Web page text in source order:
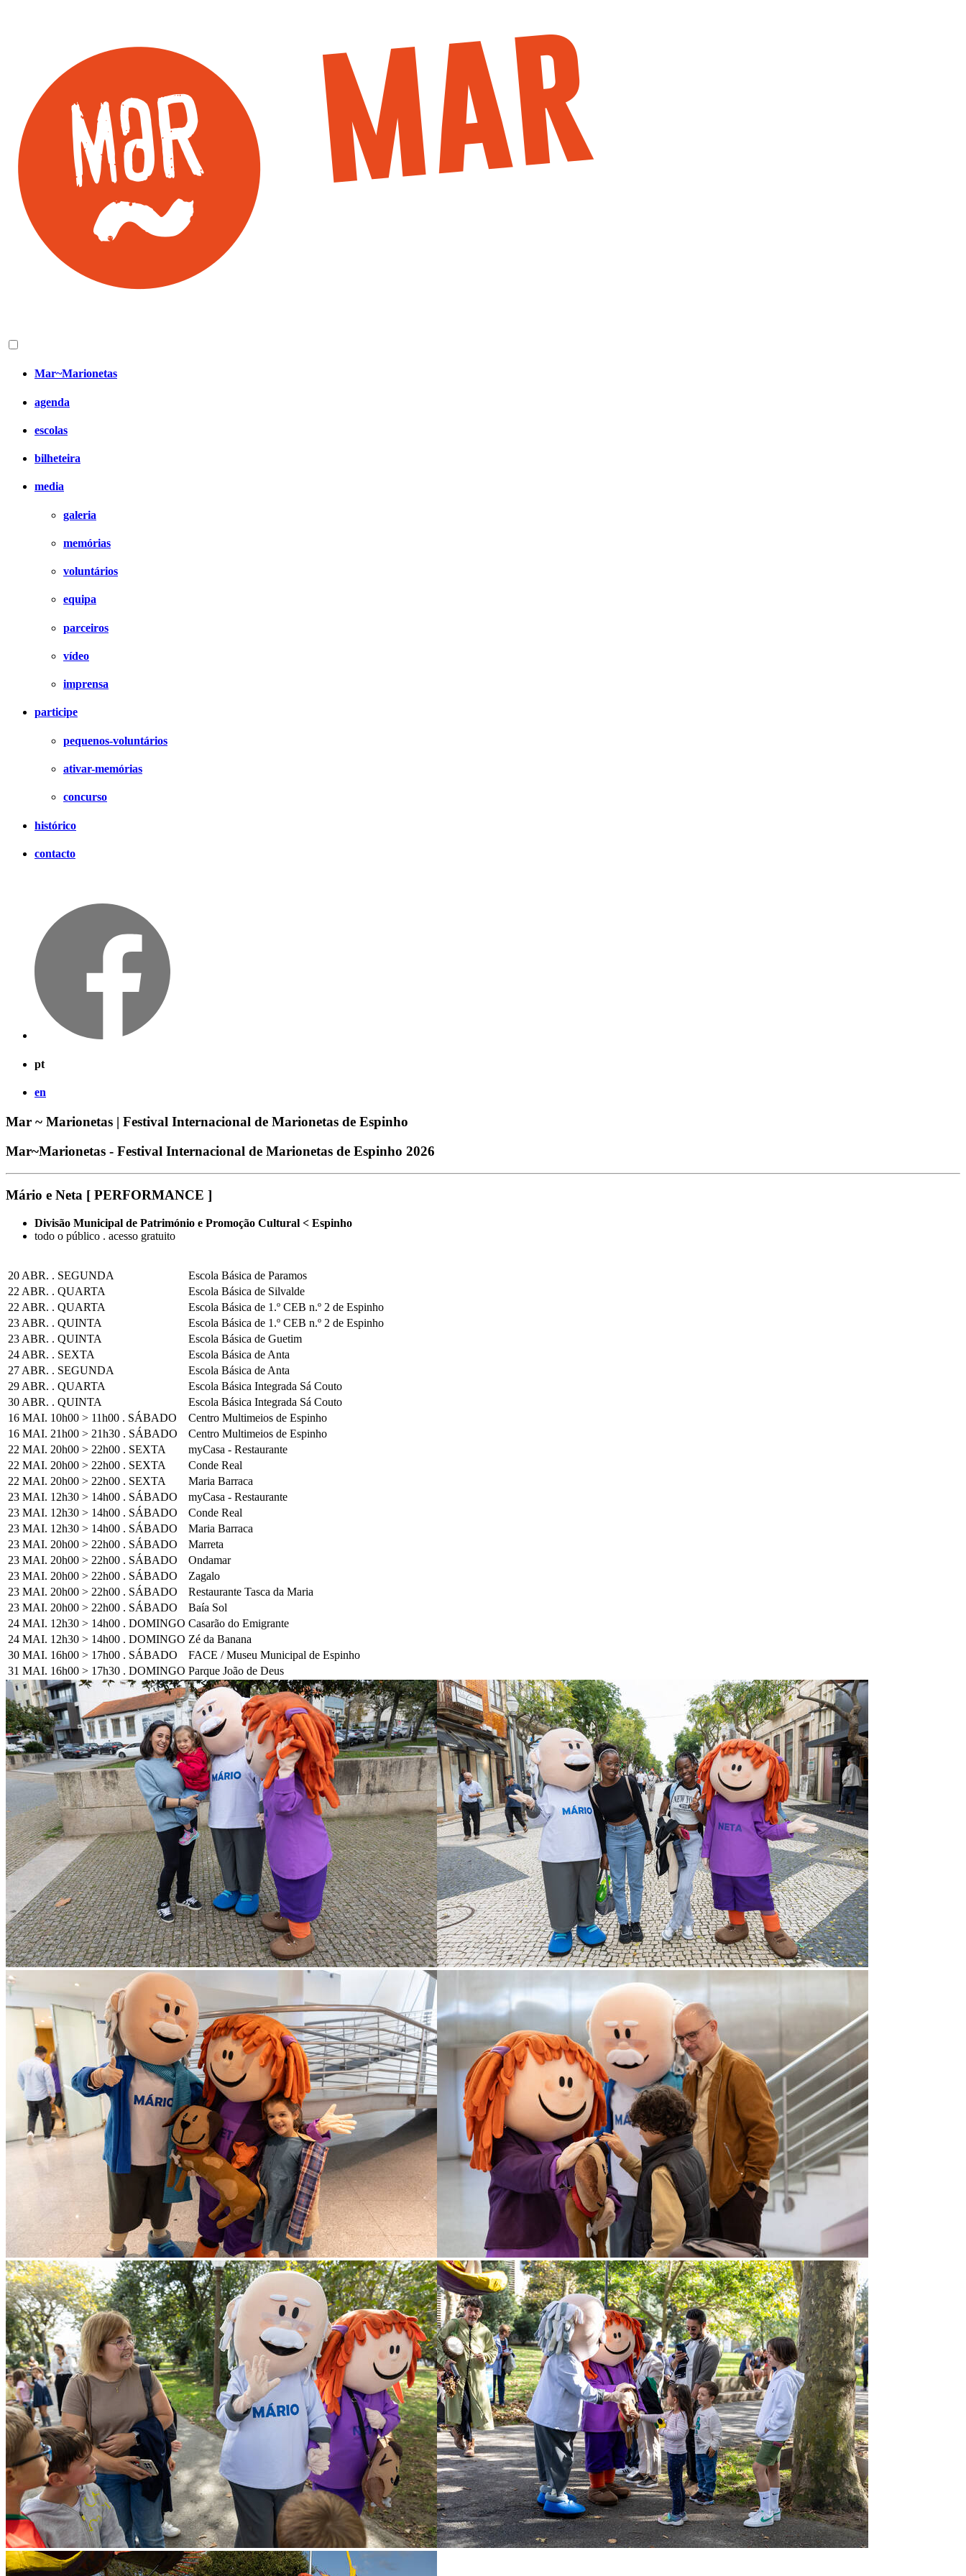
Mar~Marionetas
agenda
escolas
bilheteira
media
galeria
memórias
voluntários
equipa
parceiros
vídeo
imprensa
participe
pequenos-voluntários
ativar-memórias
concurso
histórico
contacto
pt
en
Mar ~ Marionetas | Festival Internacional de Marionetas de Espinho
Mar~Marionetas - Festival Internacional de Marionetas de Espinho 2026
Mário e Neta [ PERFORMANCE ]
Divisão Municipal de Património e Promoção Cultural < Espinho
todo o público . acesso gratuito
20 ABR. . SEGUNDA
Escola Básica de Paramos
22 ABR. . QUARTA
Escola Básica de Silvalde
22 ABR. . QUARTA
Escola Básica de 1.º CEB n.º 2 de Espinho
23 ABR. . QUINTA
Escola Básica de 1.º CEB n.º 2 de Espinho
23 ABR. . QUINTA
Escola Básica de Guetim
24 ABR. . SEXTA
Escola Básica de Anta
27 ABR. . SEGUNDA
Escola Básica de Anta
29 ABR. . QUARTA
Escola Básica Integrada Sá Couto
30 ABR. . QUINTA
Escola Básica Integrada Sá Couto
16 MAI. 10h00 > 11h00 . SÁBADO
Centro Multimeios de Espinho
16 MAI. 21h00 > 21h30 . SÁBADO
Centro Multimeios de Espinho
22 MAI. 20h00 > 22h00 . SEXTA
myCasa - Restaurante
22 MAI. 20h00 > 22h00 . SEXTA
Conde Real
22 MAI. 20h00 > 22h00 . SEXTA
Maria Barraca
23 MAI. 12h30 > 14h00 . SÁBADO
myCasa - Restaurante
23 MAI. 12h30 > 14h00 . SÁBADO
Conde Real
23 MAI. 12h30 > 14h00 . SÁBADO
Maria Barraca
23 MAI. 20h00 > 22h00 . SÁBADO
Marreta
23 MAI. 20h00 > 22h00 . SÁBADO
Ondamar
23 MAI. 20h00 > 22h00 . SÁBADO
Zagalo
23 MAI. 20h00 > 22h00 . SÁBADO
Restaurante Tasca da Maria
23 MAI. 20h00 > 22h00 . SÁBADO
Baía Sol
24 MAI. 12h30 > 14h00 . DOMINGO Casarão do Emigrante
24 MAI. 12h30 > 14h00 . DOMINGO Zé da Banana
30 MAI. 16h00 > 17h00 . SÁBADO
FACE / Museu Municipal de Espinho
31 MAI. 16h00 > 17h30 . DOMINGO Parque João de Deus